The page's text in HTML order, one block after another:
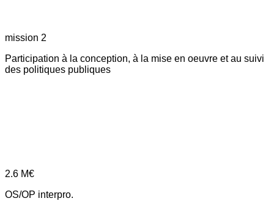
mission 2
Participation à la conception, à la mise en oeuvre et au suivi
des politiques publiques
2.6 M€
OS/OP interpro.